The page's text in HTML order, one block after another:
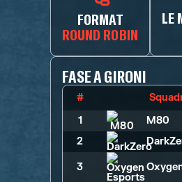
FORMAT
ROUND ROBIN
LE
FASE A GIRONI
#
1
M80
2
3